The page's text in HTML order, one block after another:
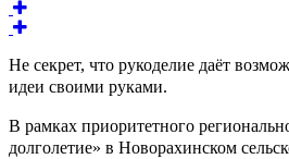
Не секрет, что рукоделие даёт
идеи своими руками.
В рамках приоритетного
долголетие» в Новорахинском